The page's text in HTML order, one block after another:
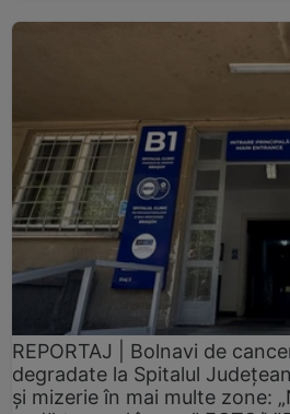
REPORTAJ | Bolnavi de
degradate la Spitalul
și mizerie în mai multe zone: